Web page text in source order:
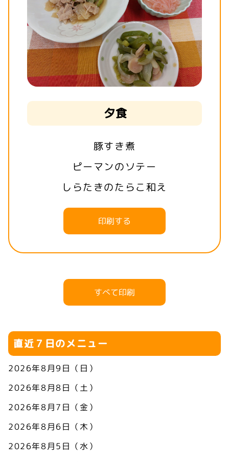
夕食
豚すき煮
ピーマンのソテー
しらたきのたらこ和え
印刷する
すべて印刷
直近７日のメニュー
2026年8月9日（日）
2026年8月8日（土）
2026年8月7日（金）
2026年8月6日（木）
2026年8月5日（水）